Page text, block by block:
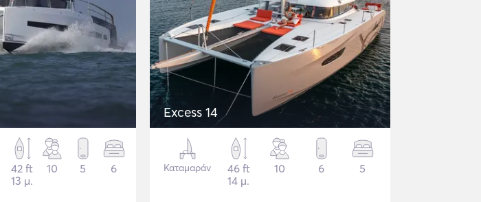
42 ft
13 μ.
10 5 6
Excess 14
Καταμαράν
46 ft
14 μ.
10 6 5